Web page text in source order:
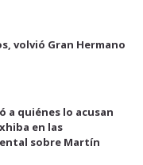
volvió Gran Hermano
a quiénes lo acusan
en las
sobre Martín